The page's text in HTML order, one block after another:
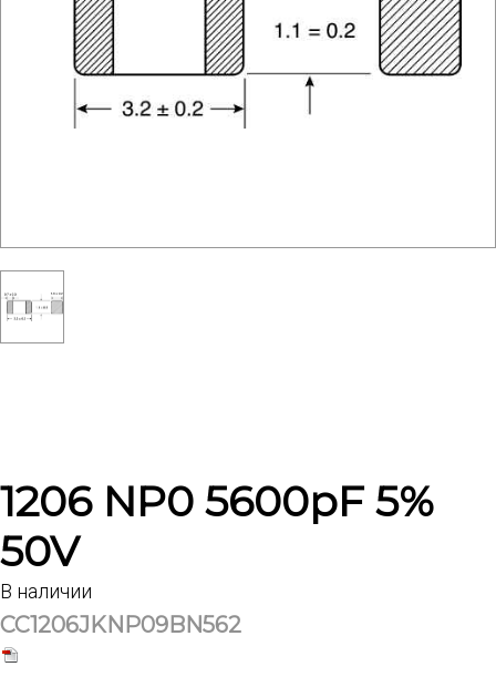
1206 NP0 5600pF 5%
50V
В наличии
CC1206JKNP09BN562